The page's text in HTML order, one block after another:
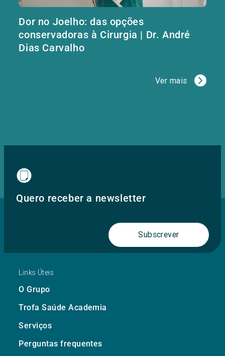
Dor no Joelho: das opções
conservadoras à Cirurgia | Dr. André
Dias Carvalho
Ver mais
Quero receber a newsletter
Subscrever
Links Úteis
O Grupo
Trofa Saúde Academia
Serviços
Perguntas frequentes